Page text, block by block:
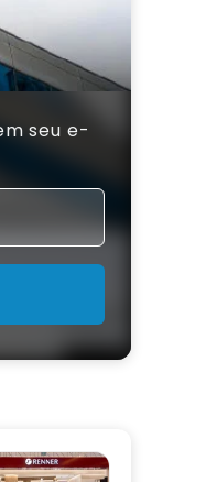
seu e-